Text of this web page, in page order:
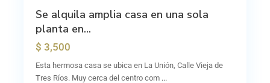
Se alquila amplia casa en una sola
planta en...
$ 3,500
Esta hermosa casa se ubica en La Unión, Calle Vieja de
Tres Ríos. Muy cerca del centro com ...